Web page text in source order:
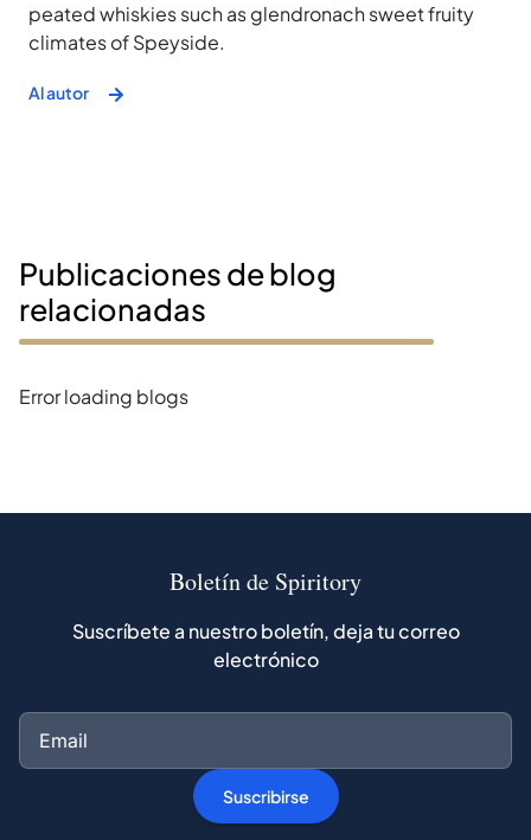
peated whiskies such as glendronach sweet fruity
climates of Speyside.
Al autor
Publicaciones de blog
relacionadas
Error loading blogs
Boletín de Spiritory
Suscríbete a nuestro boletín, deja tu correo
electrónico
Suscribirse